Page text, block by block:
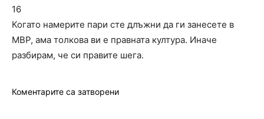
16
Когато намерите пари сте длъжни да ги занесете в
МВР, ама толкова ви е правната култура. Иначе
разбирам, че си правите шега.
Коментарите са затворени